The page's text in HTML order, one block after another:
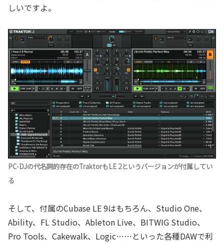
しいですよ。
PC-DJの代名詞的存在のTraktorもLE 2というバージョンが付属してい
る
そして、付属のCubase LE 9はもちろん、Studio One、
Ability、FL Studio、Ableton Live、BITWIG Studio、
Pro Tools、Cakewalk、Logic……といった各種DAWで利